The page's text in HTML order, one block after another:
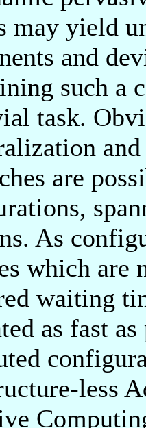
may yield
and
such a
task.
are
As
which are
waiting
as fast
less